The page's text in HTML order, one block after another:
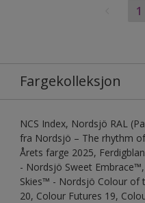
1
Fargekolleksjon
NCS Index, Nordsjö RAL
fra Nordsjö – The rhythm
Årets farge 2025,
- Nordsjö Sweet
Skies™ - Nordsjö Colour of
20, Colour Futures 19,